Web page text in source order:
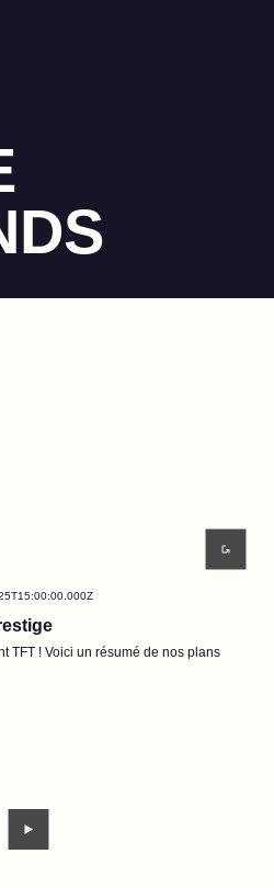
TFT ! Voici un résumé de nos plans